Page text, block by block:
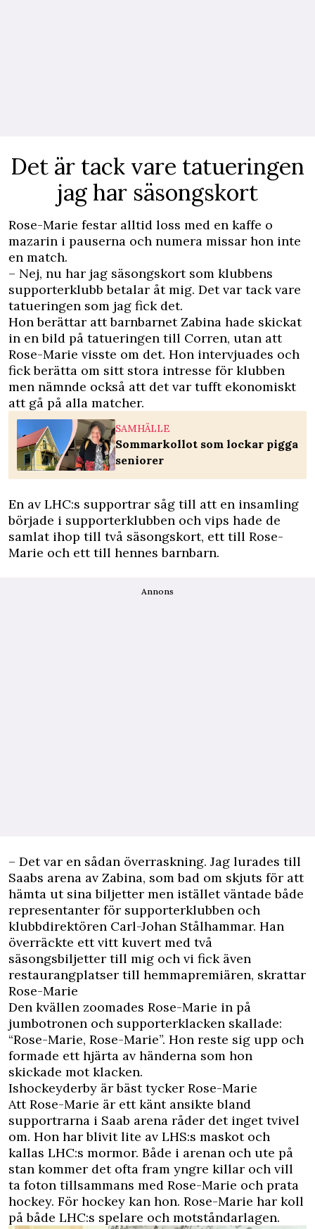
Det är tack vare tatueringen
jag har säsongskort
Rose-Marie festar alltid loss med en kaffe o
mazarin i pauserna och numera missar hon inte
en match.
– Nej, nu har jag säsongskort som klubbens
supporterklubb betalar åt mig. Det var tack vare
tatueringen som jag fick det.
Hon berättar att barnbarnet Zabina hade skickat
in en bild på tatueringen till Corren, utan att
Rose-Marie visste om det. Hon intervjuades och
fick berätta om sitt stora intresse för klubben
men nämnde också att det var tufft ekonomiskt
att gå på alla matcher.
SAMHÄLLE
Sommarkollot som lockar pigga
seniorer
En av LHC:s supportrar såg till att en insamling
började i supporterklubben och vips hade de
samlat ihop till två säsongskort, ett till Rose-
Marie och ett till hennesbarnbarn.
Annons
– Det var en sådan överraskning. Jag lurades till
Saabs arena av Zabina, som bad om skjuts för att
hämta ut sina biljetter men istället väntade både
representanter för supporterklubben och
klubbdirektören Carl-Johan Stålhammar. Han
överräckte ett vitt kuvert med två
säsongsbiljetter till mig och vi fick även
restaurangplatser till hemmapremiären, skrattar
Rose-Marie
Den kvällen zoomades Rose-Marie in på
jumbotronen och supporterklacken skallade:
“Rose-Marie, Rose-Marie”. Hon reste sig upp och
formade ett hjärta av händerna som hon
skickade mot klacken.
Ishockeyderby är bäst tycker Rose-Marie
Att Rose-Marie är ett känt ansikte bland
supportrarna i Saab arena råder det inget tvivel
om. Hon har blivit lite av LHS:s maskot och
kallas LHC:s mormor. Både i arenan och ute på
stan kommer det ofta fram yngre killar och vill
ta foton tillsammans med Rose-Marie och prata
hockey. För hockey kan hon. Rose-Marie har koll
på både LHC:s spelare och motståndarlagen.